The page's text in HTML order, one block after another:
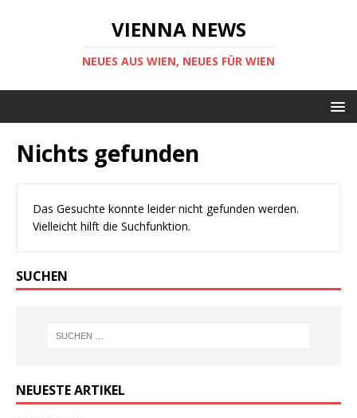
VIENNA NEWS
NEUES AUS WIEN, NEUES FÜR WIEN
Nichts gefunden
Das Gesuchte konnte leider nicht gefunden werden.
Vielleicht hilft die Suchfunktion.
SUCHEN
NEUESTE ARTIKEL